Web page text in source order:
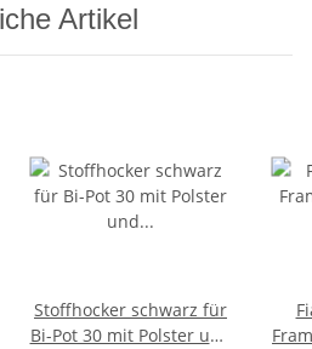
Artikel
Stoffhocker schwarz für
Bi-Pot 30 mit Polster und